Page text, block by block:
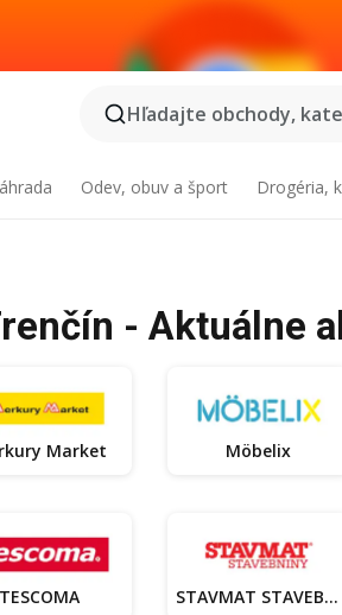
Hľadajte obchody,
Odev, obuv a šport Drogéria,
- Aktuálne
Market Möbelix
TESCOMA STAVMAT STAVEBNINY